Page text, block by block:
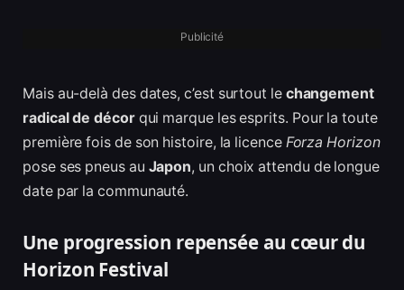
Publicité
Mais au-delà des dates, c’est surtout le changement
radical de décorqui marque les esprits. Pour la toute
première fois de son histoire, la licence Forza Horizon
pose ses pneus au Japon, un choix attendu de longue
date par la communauté.
Une progression repensée au cœur du
Horizon Festival